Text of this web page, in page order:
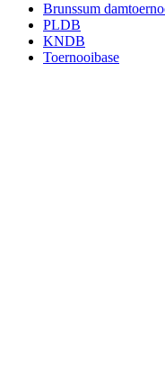
Brunssum
PLDB
KNDB
Toernooibase